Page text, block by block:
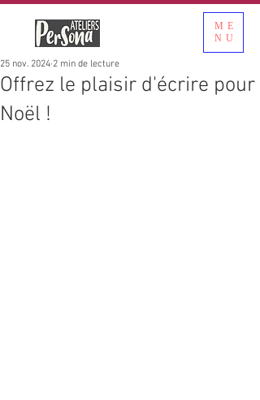
ME
NU
Offrez le plaisir d'écrire pour
Noël !
25 nov. 2024 2 min de lecture